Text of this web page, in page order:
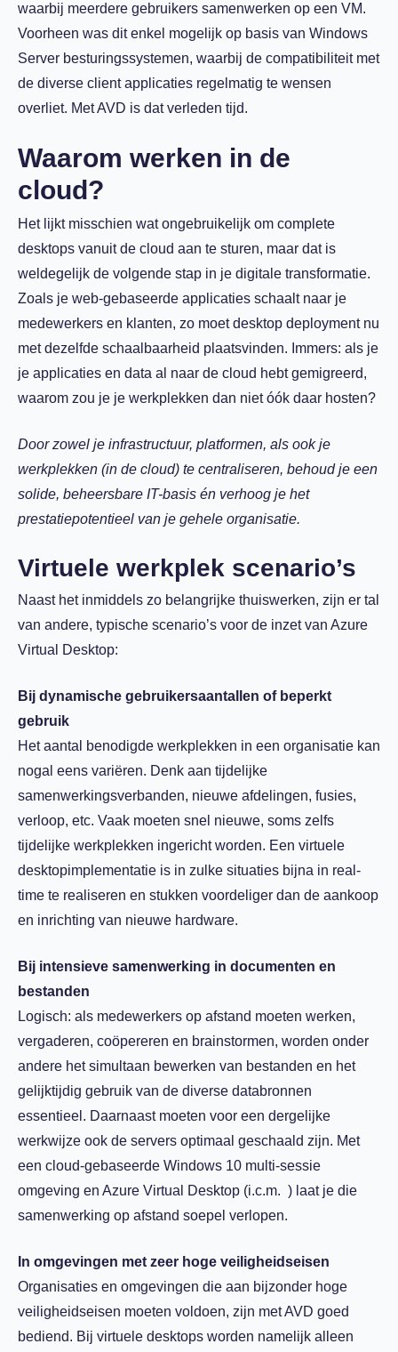
waarbij meerdere gebruikers samenwerken op een VM.
Voorheen was dit enkel mogelijk op basis van Windows
Server besturingssystemen, waarbij de compatibiliteit met
de diverse client applicaties regelmatig te wensen
overliet. Met AVD is dat verleden tijd.
Waarom werken in de
cloud?
Het lijkt misschien wat ongebruikelijk om complete
desktops vanuit de cloud aan te sturen, maar dat is
weldegelijk de volgende stap in je digitale transformatie.
Zoals je web-gebaseerde applicaties schaalt naar je
medewerkers en klanten, zo moet desktop deployment nu
met dezelfde schaalbaarheid plaatsvinden. Immers: als je
je applicaties en data al naar de cloud hebt gemigreerd,
waarom zou je je werkplekken dan niet óók daar hosten?
Door zowel je infrastructuur, platformen, als ook je
werkplekken (in de cloud) te centraliseren, behoud je een
solide, beheersbare IT-basis én verhoog je het
prestatiepotentieel van je gehele organisatie.
Virtuele werkplek scenario’s
Naast het inmiddels zo belangrijke thuiswerken, zijn er tal
van andere, typische scenario’s voor de inzet van Azure
Virtual Desktop:
Bij dynamische gebruikersaantallen of beperkt
gebruik
Het aantal benodigde werkplekken in een organisatie kan
nogal eens variëren. Denk aan tijdelijke
samenwerkingsverbanden, nieuwe afdelingen, fusies,
verloop, etc. Vaak moeten snel nieuwe, soms zelfs
tijdelijke werkplekken ingericht worden. Een virtuele
desktopimplementatie is in zulke situaties bijna in real-
time te realiseren en stukken voordeliger dan de aankoop
en inrichting van nieuwe hardware.
Bij intensieve samenwerking in documenten en
bestanden
Logisch: als medewerkers op afstand moeten werken,
vergaderen, coöpereren en brainstormen, worden onder
andere het simultaan bewerken van bestanden en het
gelijktijdig gebruik van de diverse databronnen
essentieel. Daarnaast moeten voor een dergelijke
werkwijze ook de servers optimaal geschaald zijn. Met
een cloud-gebaseerde Windows 10 multi-sessie
omgeving en Azure Virtual Desktop (i.c.m. ) laat je die
samenwerking op afstand soepel verlopen.
In omgevingen met zeer hoge veiligheidseisen
Organisaties en omgevingen die aan bijzonder hoge
veiligheidseisen moeten voldoen, zijn met AVD goed
bediend. Bij virtuele desktops worden namelijk alleen